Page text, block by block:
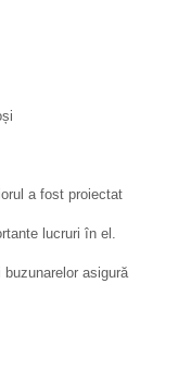
a fost proiectat
lucruri în el.
asigură